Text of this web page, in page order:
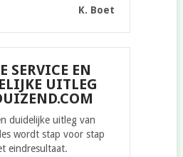
K. Boet
SERVICE EN
UITLEG
duidelijke uitleg van
wordt stap voor stap
eindresultaat.